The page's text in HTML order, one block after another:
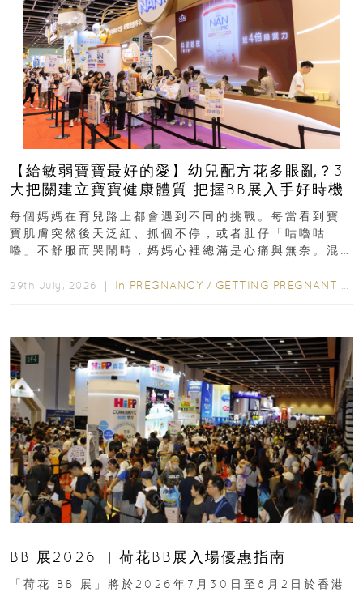
【給敏弱寶寶最好的愛】幼兒配方花多眼亂？3
大把關建立寶寶健康體質 把握BB展入手好時機
每個媽媽在育兒路上都會遇到不同的挑戰。每當看到寶
寶肌膚突然後天泛紅、抓個不停，或者肚仔「咕嚕咕
嚕」不舒服而哭鬧時，媽媽心裡總滿是心痛與無奈。混
29th July, 2026 ｜ In PREGNANCY / GETTING PREGNANT
BB 展2026 ︳荷花BB展入場優惠指南
「荷花 BB 展」將於2026年7月30日至8月2日於香港